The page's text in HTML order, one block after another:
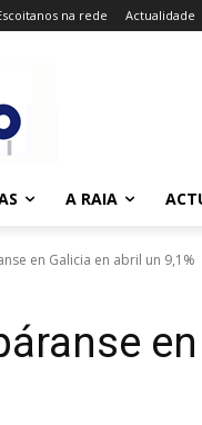
na rede Actualidade
A RAIA
en Galicia en abril un 9,1%